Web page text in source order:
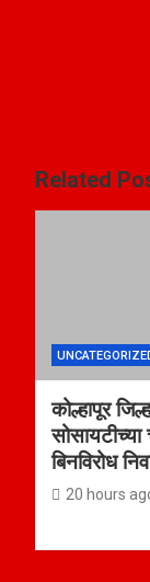
Related
कोल्हापूर
बिनविरोध
20 hours